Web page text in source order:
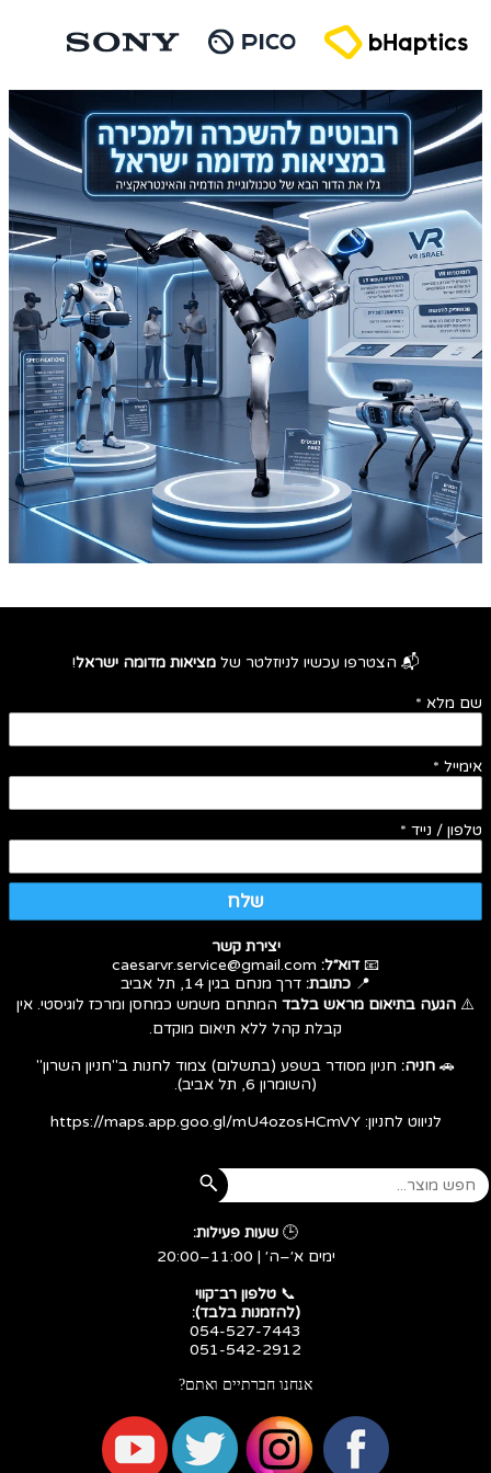
📬 הצטרפו עכשיו לניוזלטר של מציאות מדומה ישראל!
שם מלא *
אימייל *
טלפון / נייד *
שלח
יצירת קשר
📧דוא״ל:
📍 כתובת: דרך מנחם בגין 14, תל אביב
⚠️ הגעה בתיאום מראש בלבד המתחם משמש כמחסן ומרכז לוגיסטי. אין
קבלת קהל ללא תיאום מוקדם.
🚗 חניה: חניון מסודר בשפע (בתשלום) צמוד לחנות ב"חניון השרון"
(השומרון 6, תל אביב).
לניווט לחניון:https://maps.app.goo.gl/mU4ozosHCmVY
🕒 שעות פעילות:
ימים א׳–ה׳ | 11:00–20:00
​​​​​​​📞 טלפון רב־קווי
(להזמנות בלבד):
054-527-7443
051-542-2912
אנחנו חברתיים ואתם?